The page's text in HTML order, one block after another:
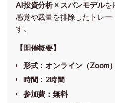
AI投資分析 × スパンモデルを
感覚や裁量を排除したトレー
す。
【開催概要】
形式：オンライン（Zoom）
時間：2時間
参加費：無料